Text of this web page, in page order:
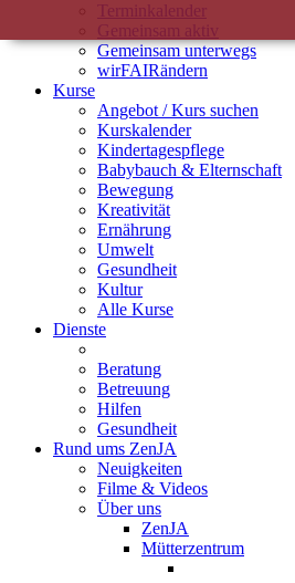
Terminkalender
Gemeinsam aktiv
Gemeinsam unterwegs
wirFAIRändern
Kurse
Angebot / Kurs suchen
Kurskalender
Kindertagespflege
Babybauch & Elternschaft
Bewegung
Kreativität
Ernährung
Umwelt
Gesundheit
Kultur
Alle Kurse
Dienste
Beratung
Betreuung
Hilfen
Gesundheit
Rund ums ZenJA
Neuigkeiten
Filme & Videos
Über uns
ZenJA
Mütterzentrum